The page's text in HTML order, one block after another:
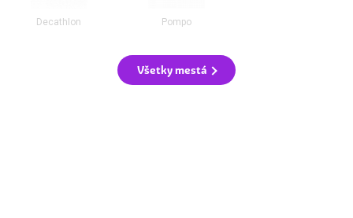
Decathlon Pompo
Všetky mestá